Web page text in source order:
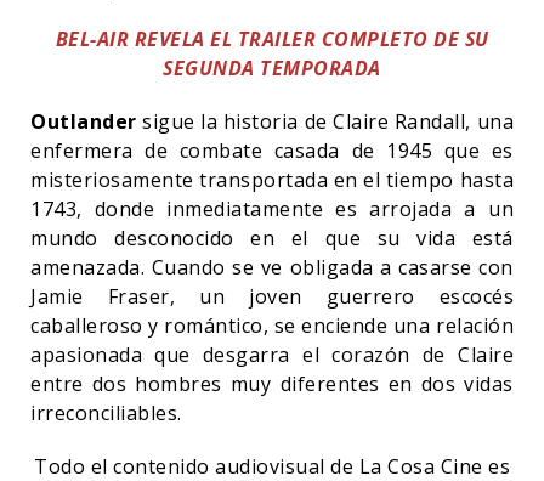
BEL-AIR REVELA EL TRAILER COMPLETO DE SU
SEGUNDA TEMPORADA
Outlandersigue la historia de Claire Randall, una
enfermera de combate casada de 1945 que es
misteriosamente transportada en el tiempo hasta
1743, donde inmediatamente es arrojada a un
mundo desconocido en el que su vida está
amenazada. Cuando se ve obligada a casarse con
Jamie Fraser, un joven guerrero escocés
caballeroso y romántico, se enciende una relación
apasionada que desgarra el corazón de Claire
entre dos hombres muy diferentes en dos vidas
irreconciliables.
Todo el contenido audiovisual de La Cosa Cine es